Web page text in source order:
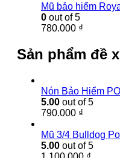
Mũ bảo hiểm
0 out of 5
780.000 ₫
Sản phẩm đề
Nón Bảo Hiểm
5.00 out of 5
790.000 ₫
Mũ 3/4 Bulldog
5.00 out of 5